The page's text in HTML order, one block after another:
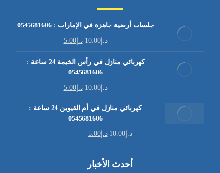
جلسات أرضية جاهزة في الإمارات : 0545681606
د.إ10.00 د.إ5.00
كهربائي منازل في رأس الخيمة 24 ساعة :
0545681606
د.إ10.00 د.إ5.00
كهربائي منازل في أم القيوين 24 ساعة :
0545681606
د.إ10.00 د.إ5.00
أحدث الأخبار